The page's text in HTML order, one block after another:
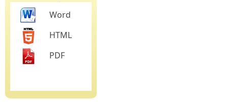
Word
HTML
PDF